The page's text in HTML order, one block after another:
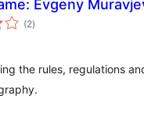
Evgeny
(2საერთო
რეიტინგი
)
the rules, regulations